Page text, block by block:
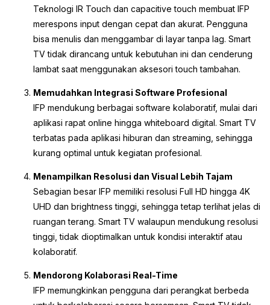
Teknologi IR Touch dan capacitive touch membuat IFP
merespons input dengan cepat dan akurat. Pengguna
bisa menulis dan menggambar di layar tanpa lag. Smart
TV tidak dirancang untuk kebutuhan ini dan cenderung
lambat saat menggunakan aksesori touch tambahan.
Memudahkan Integrasi Software Profesional
IFP mendukung berbagai software kolaboratif, mulai dari
aplikasi rapat online hingga whiteboard digital. Smart TV
terbatas pada aplikasi hiburan dan streaming, sehingga
kurang optimal untuk kegiatan profesional.
Menampilkan Resolusi dan Visual Lebih Tajam
Sebagian besar IFP memiliki resolusi Full HD hingga 4K
UHD dan brightness tinggi, sehingga tetap terlihat jelas di
ruangan terang. Smart TV walaupun mendukung resolusi
tinggi, tidak dioptimalkan untuk kondisi interaktif atau
kolaboratif.
Mendorong Kolaborasi Real-Time
IFP memungkinkan pengguna dari perangkat berbeda